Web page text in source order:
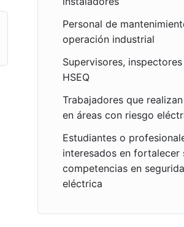
Personal de
operación industrial
Supervisores,
HSEQ
Trabajadores que
en áreas con riesgo
Estudiantes o
interesados en fortalecer
competencias en
eléctrica